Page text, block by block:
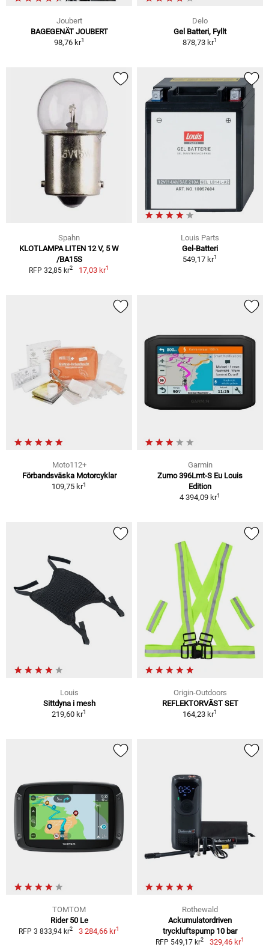
Joubert
BAGEGENÄT JOUBERT
98,76 kr1
Delo
Gel Batteri, Fyllt
878,73 kr1
Spahn
KLOTLAMPA LITEN 12 V, 5 W
/BA15S
RFP 32,85 kr2 17,03 kr1
Louis Parts
Gel-Batteri
549,17 kr1
Moto112+
Förbandsväska Motorcyklar
109,75 kr1
Garmin
Zumo 396Lmt-S Eu Louis
Edition
4 394,09 kr1
Louis
Sittdyna i mesh
219,60 kr1
Origin-Outdoors
REFLEKTORVÄST SET
164,23 kr1
TOMTOM
Rider 50 Le
RFP 3 833,94 kr2 3 284,66 kr1
Rothewald
Ackumulatordriven
tryckluftspump 10 bar
RFP 549,17 kr2 329,46 kr1